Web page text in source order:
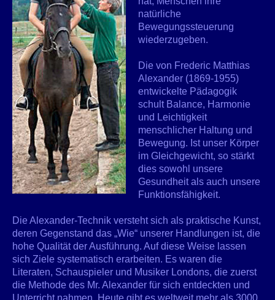
natürliche
Bewegungssteuerung
wiederzugeben.
Die von Frederic Matthias
Alexander (1869-1955)
entwickelte Pädagogik
schult Balance, Harmonie
und Leichtigkeit
menschlicher Haltung und
Bewegung. Ist unser Körper
im Gleichgewicht, so stärkt
dies sowohl unsere
Gesundheit als auch unsere
Funktionsfähigkeit.
Die Alexander-Technik versteht sich als praktische Kunst,
deren Gegenstand das „Wie“ unserer Handlungen ist, die
hohe Qualität der Ausführung. Auf diese Weise lassen
sich Ziele systematisch erarbeiten. Es waren die
Literaten, Schauspieler und Musiker Londons, die zuerst
die Methode des Mr. Alexander für sich entdeckten und
Unterricht nahmen. Heute gibt es weltweit mehr als 3000